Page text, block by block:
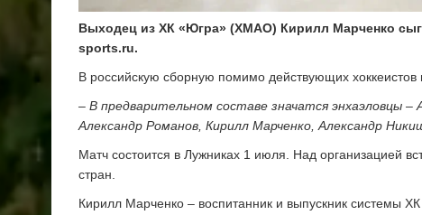
Выходец из ХК «Югра» (ХМАО) Кирилл Марченко
sports.ru.
В российскую сборную помимо действующих хоккеистов
– В предварительном составе значатся энхаэловцы
Александр Романов, Кирилл Марченко, Александр
Матч состоится в Лужниках 1 июля. Над организацией
стран.
Кирилл Марченко – воспитанник и выпускник системы